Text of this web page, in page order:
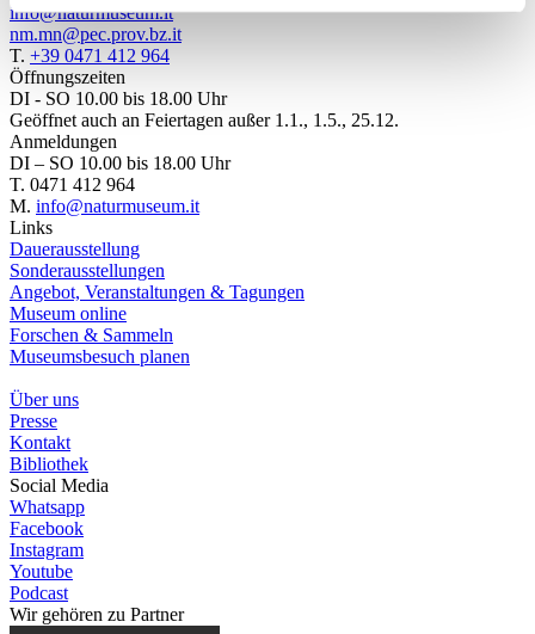
info@naturmuseum.it
nm.mn@pec.prov.bz.it
T. +39 0471 412 964
Öffnungszeiten
DI - SO 10.00 bis 18.00 Uhr
Geöffnet auch an Feiertagen außer 1.1., 1.5., 25.12.
Anmeldungen
DI – SO 10.00 bis 18.00 Uhr
T. 0471 412 964
M. info@naturmuseum.it
Links
Dauerausstellung
Sonderausstellungen
Angebot, Veranstaltungen & Tagungen
Museum online
Forschen & Sammeln
Museumsbesuch planen
Über uns
Presse
Kontakt
Bibliothek
Social Media
Whatsapp
Facebook
Instagram
Youtube
Podcast
Wir gehören zu Partner